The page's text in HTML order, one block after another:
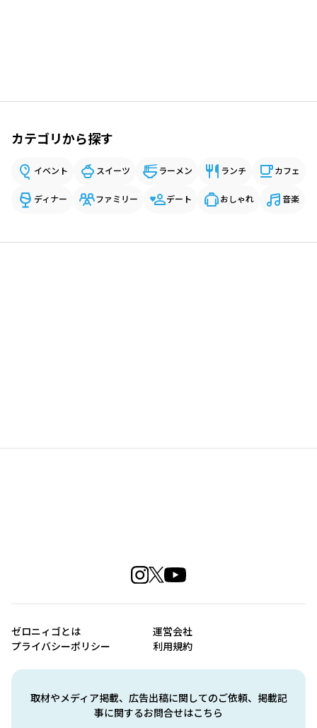
カテゴリから探す
イベント スイーツ ラーメン ランチ カフェ
ディナー ファミリー デート おしゃれ 音楽
取材やメディア掲載、広告出稿に関してのご依頼、掲載記
事に関するお問合せはこちら
ゼロニィゴとは
運営会社
プライバシーポリシー
利用規約